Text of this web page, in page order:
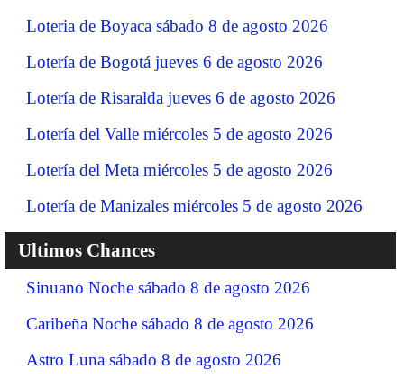
Loteria de Boyaca sábado 8 de agosto 2026
Lotería de Bogotá jueves 6 de agosto 2026
Lotería de Risaralda jueves 6 de agosto 2026
Lotería del Valle miércoles 5 de agosto 2026
Lotería del Meta miércoles 5 de agosto 2026
Lotería de Manizales miércoles 5 de agosto 2026
Ultimos Chances
Sinuano Noche sábado 8 de agosto 2026
Caribeña Noche sábado 8 de agosto 2026
Astro Luna sábado 8 de agosto 2026